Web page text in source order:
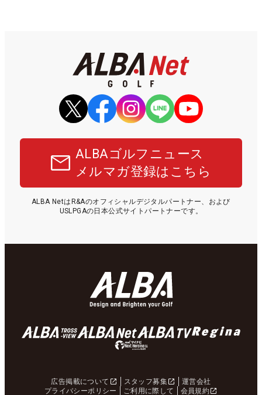
ALBAゴルフニュース
メルマガ登録はこちら
ALBA NetはR&Aのオフィシャルデジタルパートナー、および
USLPGAの日本公式サイトパートナーです。
広告掲載について スタッフ募集
運営会社
プライバシーポリシー
ご利用に際して 会員規約